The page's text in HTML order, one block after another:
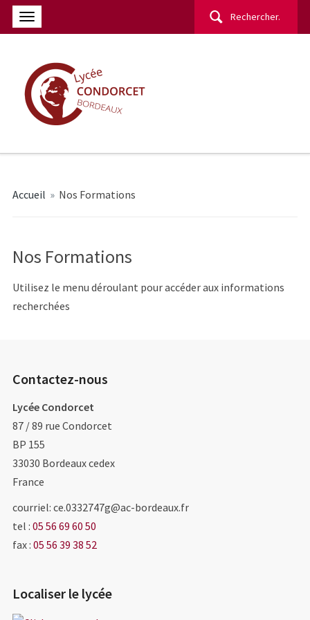
Rechercher :
Accueil » Nos Formations
Nos Formations
Utilisez le menu déroulant pour accéder aux informations
recherchées
Contactez-nous
Lycée Condorcet
87 / 89 rue Condorcet
BP 155
33030 Bordeaux cedex
France
courriel: ce.0332747g@ac-bordeaux.fr
tel : 05 56 69 60 50
fax : 05 56 39 38 52
Localiser le lycée